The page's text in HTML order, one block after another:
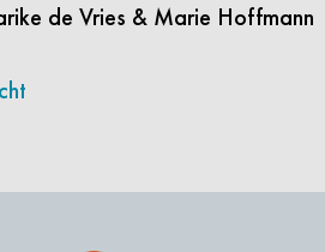
de Vries & Marie Hoffmann